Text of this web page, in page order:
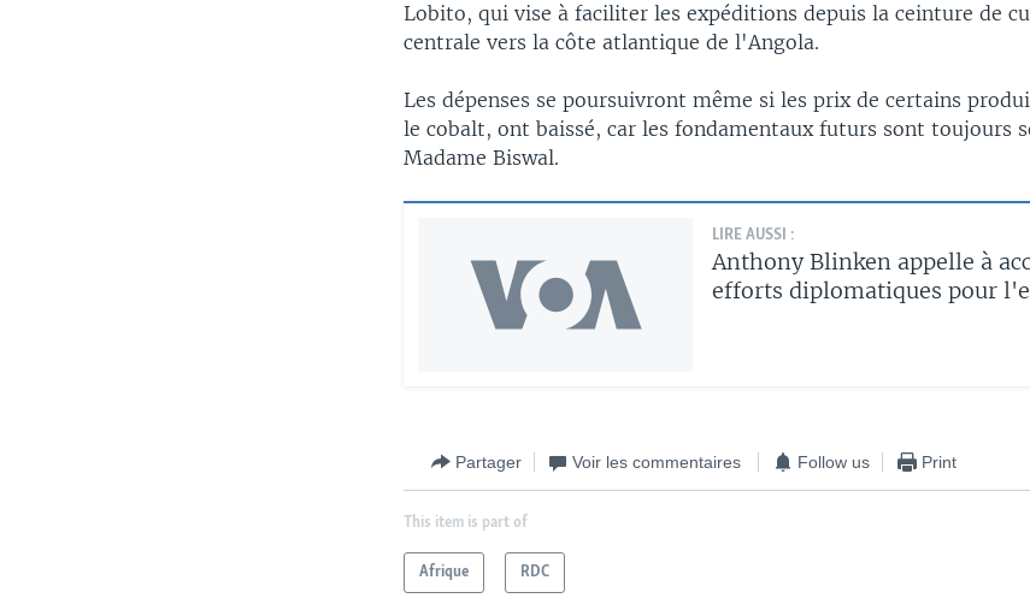
Lobito, qui vise à faciliter les expéditions depuis la ceinture de
centrale vers la côte atlantique de l'Angola.
Les dépenses se poursuivront même si les prix de certains
le cobalt, ont baissé, car les fondamentaux futurs sont toujours
Madame Biswal.
LIRE AUSSI :
Anthony Blinken appelle à
efforts diplomatiques pour
Partager Voir les commentaires Follow us Print
This item is part of
Afrique RDC